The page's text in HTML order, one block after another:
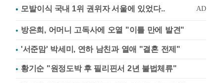
방은희, 어머니 고독사에 오열 "이틀 만에 발견"
'서준맘' 박세미, 연하 남친과 열애 "결혼 전제"
황기순 "원정도박 후 필리핀서 2년 불법체류"